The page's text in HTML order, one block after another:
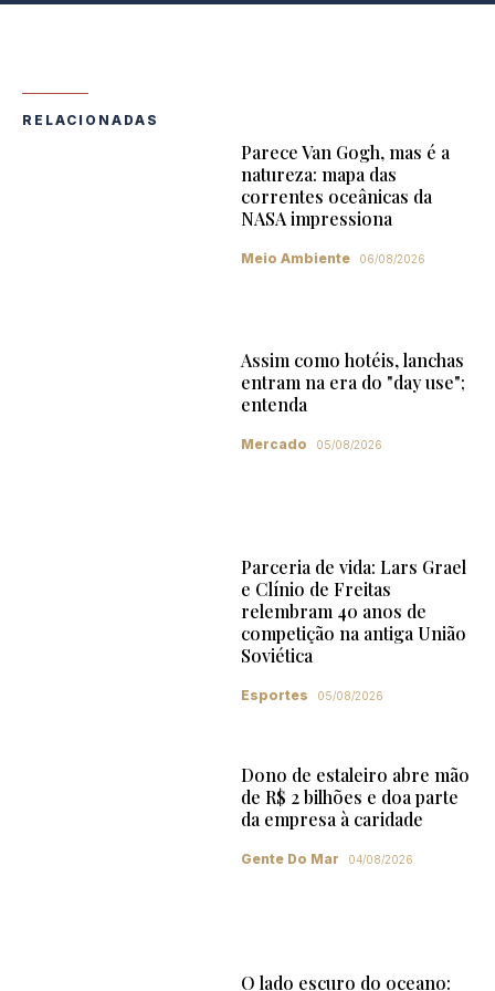
RELACIONADAS
Parece Van Gogh, mas é a
natureza: mapa das
correntes oceânicas da
NASA impressiona
Meio Ambiente 06/08/2026
Assim como hotéis, lanchas
entram na era do "day use";
entenda
Mercado 05/08/2026
Parceria de vida: Lars Grael
e Clínio de Freitas
relembram 40 anos de
competição na antiga União
Soviética
Esportes 05/08/2026
Dono de estaleiro abre mão
de R$ 2 bilhões e doa parte
da empresa à caridade
Gente Do Mar 04/08/2026
O lado escuro do oceano: